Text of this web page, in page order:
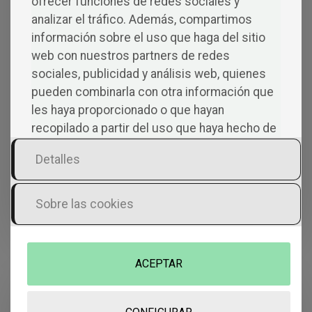
voy a centrar en la toma de decisiones
en situaciones extremas. No quiero
centrarme en la acción en
FRANCISCO GARCÍA NEILA
Más allá del miedo: la
analizar el tráfico. Además, compartimos
información sobre el uso que haga del sitio
web con nuestros partners de redes
sociales, publicidad y análisis web, quienes
pueden combinarla con otra información que
les haya proporcionado o que hayan
recopilado a partir del uso que haya hecho de
Detalles
Sobre las cookies
ACEPTAR